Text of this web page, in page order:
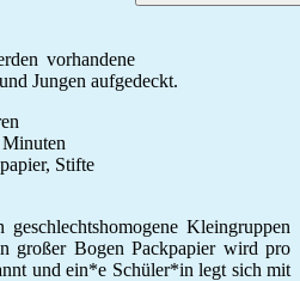
vorhandene
Jungen aufgedeckt.
Stifte
Kleingruppen
großer Bogen Packpapier wird pro
und ein*e Schüler*in legt sich mit